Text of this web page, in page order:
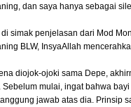
dan saya hanya sebagai
di simak penjelasan dari Mod
BLW, InsyaAllah
diojok-ojoki sama Depe,
Sebelum mulai, ingat bahwa
jawab atas dia. Prinsip